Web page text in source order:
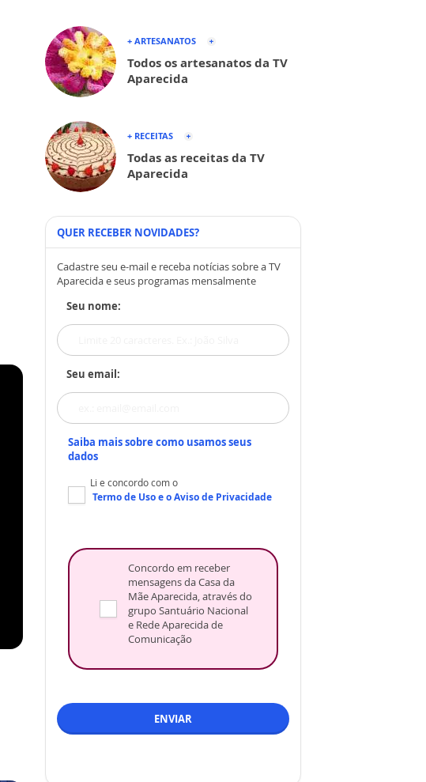
+ ARTESANATOS
Todos os artesanatos da TV
Aparecida
+ RECEITAS
Todas as receitas da TV
Aparecida
QUER RECEBER NOVIDADES?
Cadastre seu e-mail e receba notícias sobre a TV
Aparecida e seus programas mensalmente
Seu nome:
Seu email:
Saiba mais sobre como usamos seus
dados
Li e concordo com o
Termo de Usoe oAviso de Privacidade
Concordo em receber
mensagens da Casa da
Mãe Aparecida, através do
grupo Santuário Nacional
e Rede Aparecida de
Comunicação
ENVIAR